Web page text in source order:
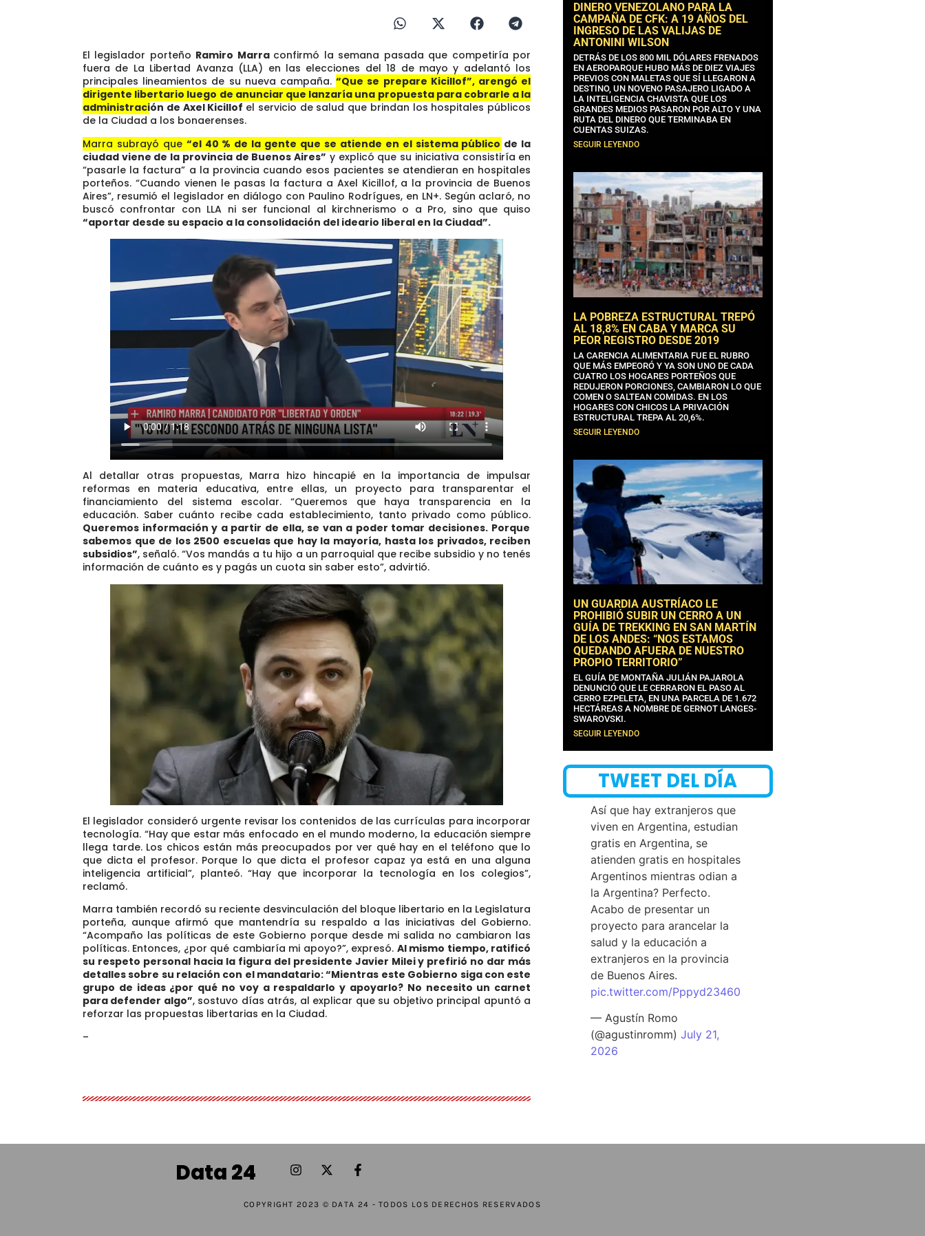
El legislador porteño Ramiro Marra confirmó la semana pasada que competiría por
fuera de La Libertad Avanza (LLA) en las elecciones del 18 de mayo y adelantó los
principales lineamientos de su nueva campaña.“Que se prepare Kicillof”, arengó el
dirigente libertario luego de anunciar que lanzaría una propuesta para cobrarle a la
administración de Axel Kicillof el servicio de salud que brindan los hospitales públicos
de la Ciudad a los bonaerenses.
Marra subrayó que “el 40 % de la gente que se atiende en el sistema público de la
ciudad viene de la provincia de Buenos Aires” y explicó que su iniciativa consistiría en
“pasarle la factura” a la provincia cuando esos pacientes se atendieran en hospitales
porteños. “Cuando vienen le pasas la factura a Axel Kicillof, a la provincia de Buenos
Aires”, resumió el legislador en diálogo con Paulino Rodrígues, en LN+. Según aclaró, no
buscó confrontar con LLA ni ser funcional al kirchnerismo o a Pro, sino que quiso
“aportar desde su espacio a la consolidación del ideario liberal en la Ciudad”.
Al detallar otras propuestas, Marra hizo hincapié en la importancia de impulsar
reformas en materia educativa, entre ellas, un proyecto para transparentar el
financiamiento del sistema escolar. “Queremos que haya transparencia en la
educación. Saber cuánto recibe cada establecimiento, tanto privado como público.
Queremos información y a partir de ella, se van a poder tomar decisiones. Porque
sabemos que de los 2500 escuelas que hay la mayoría, hasta los privados, reciben
subsidios”, señaló. “Vos mandás a tu hijo a un parroquial que recibe subsidio y no tenés
información de cuánto es y pagás un cuota sin saber esto”, advirtió.
El legislador consideró urgente revisar los contenidos de las currículas para incorporar
tecnología. “Hay que estar más enfocado en el mundo moderno, la educación siempre
llega tarde. Los chicos están más preocupados por ver qué hay en el teléfono que lo
que dicta el profesor. Porque lo que dicta el profesor capaz ya está en una alguna
inteligencia artificial”, planteó. “Hay que incorporar la tecnología en los colegios”,
reclamó.
Marra también recordó su reciente desvinculación del bloque libertario en la Legislatura
porteña, aunque afirmó que mantendría su respaldo a las iniciativas del Gobierno.
“Acompaño las políticas de este Gobierno porque desde mi salida no cambiaron las
políticas. Entonces, ¿por qué cambiaría mi apoyo?”, expresó. Al mismo tiempo, ratificó
su respeto personal hacia la figura del presidente Javier Milei y prefirió no dar más
detalles sobre su relación con el mandatario:“Mientras este Gobierno siga con este
grupo de ideas ¿por qué no voy a respaldarlo y apoyarlo? No necesito un carnet
para defender algo”, sostuvo días atrás, al explicar que su objetivo principal apuntó a
reforzar las propuestas libertarias en la Ciudad.
–
DINERO VENEZOLANO PARA LA
CAMPAÑA DE CFK: A 19 AÑOS DEL
INGRESO DE LAS VALIJAS DE
ANTONINI WILSON
DETRÁS DE LOS 800 MIL DÓLARES FRENADOS
EN AEROPARQUE HUBO MÁS DE DIEZ VIAJES
PREVIOS CON MALETAS QUE SÍ LLEGARON A
DESTINO, UN NOVENO PASAJERO LIGADO A
LA INTELIGENCIA CHAVISTA QUE LOS
GRANDES MEDIOS PASARON POR ALTO Y UNA
RUTA DEL DINERO QUE TERMINABA EN
CUENTAS SUIZAS.
SEGUIR LEYENDO
LA POBREZA ESTRUCTURAL TREPÓ
AL 18,8% EN CABA Y MARCA SU
PEOR REGISTRO DESDE 2019
LA CARENCIA ALIMENTARIA FUE EL RUBRO
QUE MÁS EMPEORÓ Y YA SON UNO DE CADA
CUATRO LOS HOGARES PORTEÑOS QUE
REDUJERON PORCIONES, CAMBIARON LO QUE
COMEN O SALTEAN COMIDAS. EN LOS
HOGARES CON CHICOS LA PRIVACIÓN
ESTRUCTURAL TREPA AL 20,6%.
SEGUIR LEYENDO
UN GUARDIA AUSTRÍACO LE
PROHIBIÓ SUBIR UN CERRO A UN
GUÍA DE TREKKING EN SAN MARTÍN
DE LOS ANDES: “NOS ESTAMOS
QUEDANDO AFUERA DE NUESTRO
PROPIO TERRITORIO”
EL GUÍA DE MONTAÑA JULIÁN PAJAROLA
DENUNCIÓ QUE LE CERRARON EL PASO AL
CERRO EZPELETA, EN UNA PARCELA DE 1.672
HECTÁREAS A NOMBRE DE GERNOT LANGES-
SWAROVSKI.
SEGUIR LEYENDO
TWEET DEL DÍA
Así que hay extranjeros que
viven en Argentina, estudian
gratis en Argentina, se
atienden gratis en hospitales
Argentinos mientras odian a
la Argentina? Perfecto.
Acabo de presentar un
proyecto para arancelar la
salud y la educación a
extranjeros en la provincia
de Buenos Aires.
pic.twitter.com/Pppyd23460
— Agustín Romo
(@agustinromm)July 21,
2026
Data 24
COPYRIGHT 2023 © DATA 24 - TODOS LOS DERECHOS RESERVADOS